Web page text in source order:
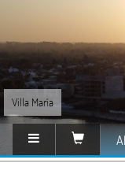
Villa María